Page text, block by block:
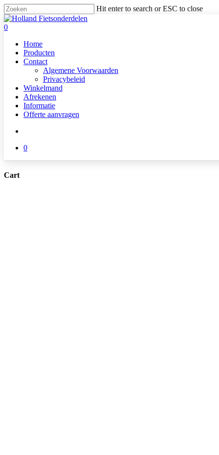
Skip
to
main
Hit enter to search or ESC to close
Close
Search
search
0
Home
Producten
Contact
Algemene Voorwaarden
Privacybeleid
Winkelmand
Afrekenen
Informatie
Offerte aanvragen
0
Cart